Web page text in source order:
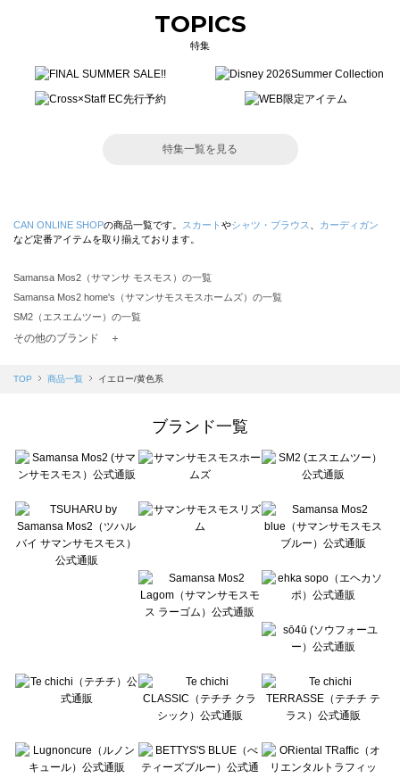
TOPICS
特集
特集一覧を見る
CAN ONLINE SHOPの商品一覧です。 スカート やシャツ・ブラウス
カーディガン
など定番アイテムを取り揃えております。
Samansa Mos2（サマンサ モスモス）の一覧
Samansa Mos2 home's（サマンサモスモスホームズ）の一覧
SM2（エスエムツー）の一覧
TSUHARU by Samansa Mos2（ツハルバイサマンサモスモス）の一覧
Samansa Mos2 blue（サマンサモスモス ブルー）の一覧
Te chichi（テチチ）の一覧
Te chichi CLASSIC（テチチ クラシック）の一覧
Lugnoncure（ルノンキュール）の一覧
BETTY'S BLUE（べティーズブルー）の一覧
Wpc.（ワールドパーティー）の一覧
その他のブランド ＋
TOP 商品一覧 イエロー/黄色系
ブランド一覧